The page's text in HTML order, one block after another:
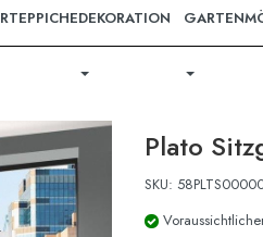
TEPPICHEDEKORATION
Plato
SKU: